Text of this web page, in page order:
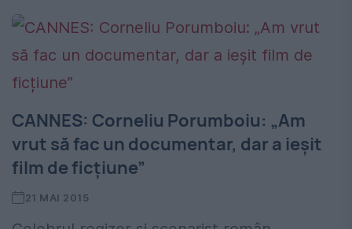
CANNES: Corneliu Porumboiu: „Am
vrut să fac un documentar, dar a ieșit
film de ficțiune”
21 MAI 2015